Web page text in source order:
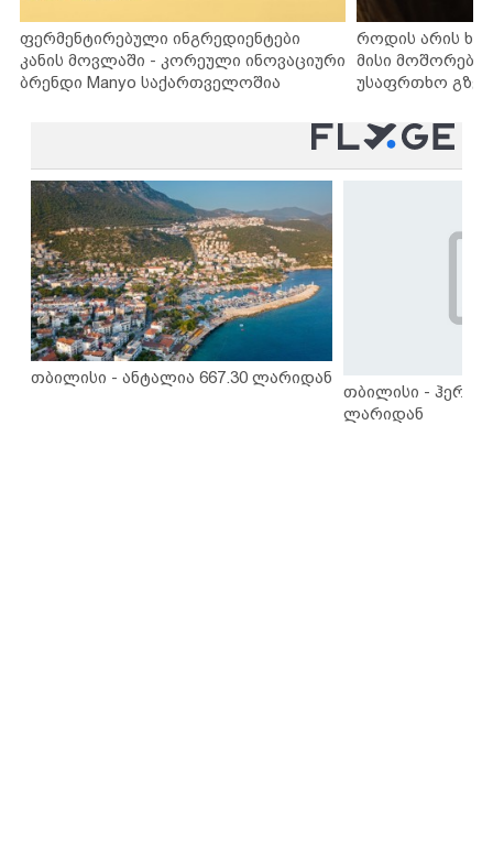
ფერმენტირებული ინგრედიენტები
კანის მოვლაში - კორეული ინოვაციური
ბრენდი Manyo საქართველოშია
როდის არის
მისი
უსაფრთხო
თბილისი - ანტალია 667.30 ლარიდან
თბილისი -
ლარიდან